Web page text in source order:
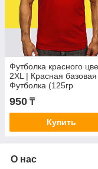
Футболка красного
2XL | Красная базовая
Футболка (125гр
плотности) | Футболка
унисекс хлопок
950 ₸
Купить
О нас